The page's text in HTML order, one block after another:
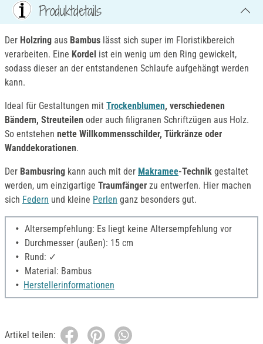
Produktdetails
Der Holzring aus Bambus lässt sich super im Floristikbereich
verarbeiten. Eine Kordel ist ein wenig um den Ring gewickelt,
sodass dieser an der entstandenen Schlaufe aufgehängt werden
kann.
Ideal für Gestaltungen mit Trockenblumen, verschiedenen
Bändern, Streuteilen oder auch filigranen Schriftzügen aus Holz.
So entstehen nette Willkommensschilder, Türkränze oder
Wanddekorationen.
Der Bambusring kann auch mit der Makramee-Technik gestaltet
werden, um einzigartige Traumfänger zu entwerfen. Hier machen
sich Federn und kleine Perlen ganz besonders gut.
Altersempfehlung: Es liegt keine Altersempfehlung vor
Durchmesser (außen): 15 cm
Rund: ✓
Material: Bambus
Herstellerinformationen
Artikel teilen: